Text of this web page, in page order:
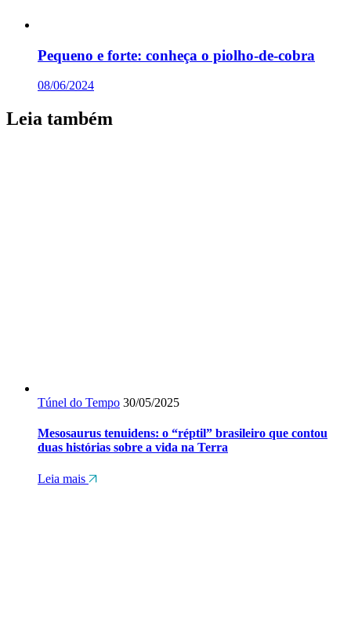
Pequeno e forte: conheça o piolho-de-cobra
08/06/2024
Leia também
Túnel do Tempo 30/05/2025
Mesosaurus tenuidens: o “réptil” brasileiro que contou
duas histórias sobre a vida na Terra
Leia mais